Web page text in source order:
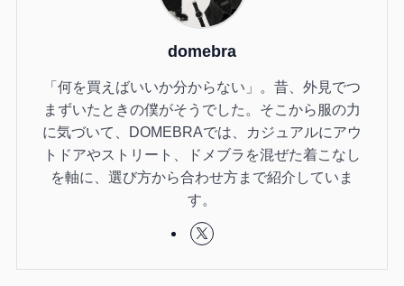
domebra
「何を買えばいいか分からない」。昔、外見でつ
まずいたときの僕がそうでした。そこから服の力
に気づいて、DOMEBRAでは、カジュアルにアウ
トドアやストリート、ドメブラを混ぜた着こなし
を軸に、選び方から合わせ方まで紹介していま
す。